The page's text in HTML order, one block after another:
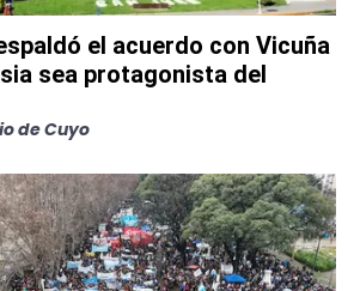
el acuerdo con Vicuña
sea protagonista del
de Cuyo